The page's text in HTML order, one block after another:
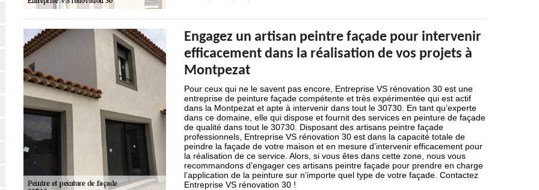
Engagez un artisan peintre façade pour intervenir
efficacement dans la réalisation de vos projets à
Montpezat
Pour ceux qui ne le savent pas encore, Entreprise VS rénovation 30 est une
entreprise de peinture façade compétente et très expérimentée qui est actif
dans la Montpezat et apte à intervenir dans tout le 30730. En tant qu’experte
dans ce domaine, elle qui dispose et fournit des services en peinture de façade
de qualité dans tout le 30730. Disposant des artisans peintre façade
professionnels, Entreprise VS rénovation 30 est dans la capacité totale de
peindre la façade de votre maison et en mesure d’intervenir efficacement pour
la réalisation de ce service. Alors, si vous êtes dans cette zone, nous vous
recommandons d’engager ces artisans peintre façade pour prendre en charge
l’application de la peinture sur n’importe quel type de votre façade. Contactez
Entreprise VS rénovation 30 !